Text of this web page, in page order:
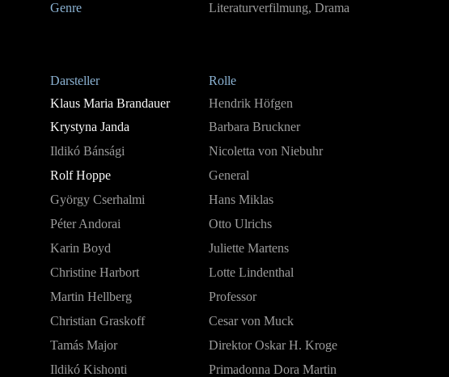
Genre Literaturverfilmung, Drama
Darsteller
Rolle
Klaus Maria Brandauer
Hendrik Höfgen
Krystyna Janda
Barbara Bruckner
Ildikó Bánsági
Nicoletta von Niebuhr
Rolf Hoppe
General
György Cserhalmi
Hans Miklas
Péter Andorai
Otto Ulrichs
Karin Boyd
Juliette Martens
Christine Harbort
Lotte Lindenthal
Martin Hellberg
Professor
Christian Graskoff
Cesar von Muck
Tamás Major
Direktor Oskar H. Kroge
Ildikó Kishonti
Primadonna Dora Martin